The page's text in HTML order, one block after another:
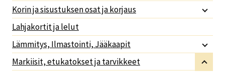
Korin ja sisustuksen osat ja korjaus
Lahjakortit ja lelut
Lämmitys, Ilmastointi, Jääkaapit
Markiisit, etukatokset ja tarvikkeet